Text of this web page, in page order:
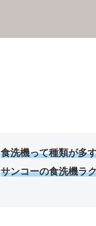
食洗機って種類が多
サンコーの食洗機ラ